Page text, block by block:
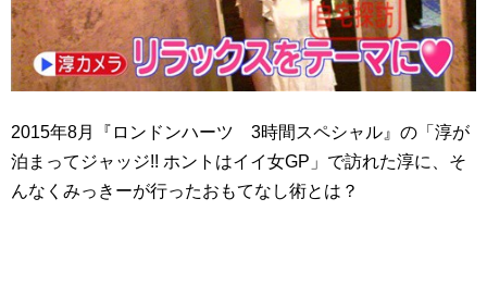
2015年8月『ロンドンハーツ 3時間スペシャル』の「淳が
泊まってジャッジ!! ホントはイイ女GP」で訪れた淳に、そ
んなくみっきーが行ったおもてなし術とは？